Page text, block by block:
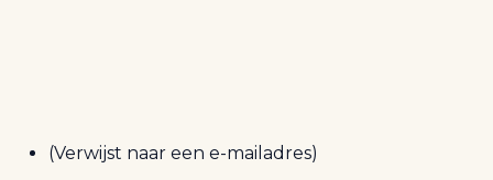
(Verwijst naar een e-mailadres)